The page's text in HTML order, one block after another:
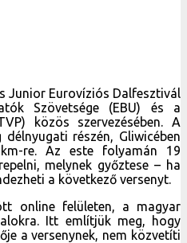
Junior Eurovíziós Dalfesztivál
Szövetsége (EBU) és a
közös szervezésében. A
részén, Gliwicében
re. Az este folyamán 19
melynek győztese – ha
a következő versenyt.
online felületen, a magyar
Itt említjük meg, hogy
a versenynek, nem közvetíti